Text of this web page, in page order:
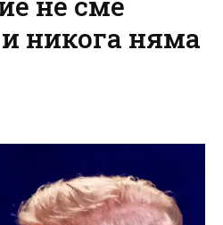
никога няма